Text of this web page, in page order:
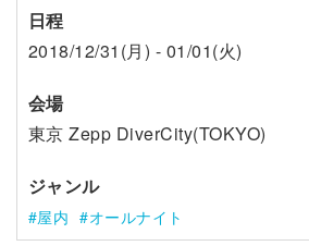
日程
2018/12/31(月) - 01/01(火)
会場
東京 Zepp DiverCity(TOKYO)
ジャンル
屋内 オールナイト